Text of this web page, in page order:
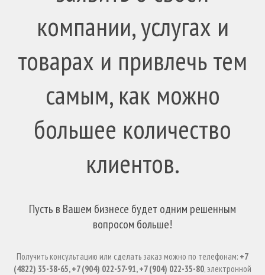
компании, услугах и
товарах и привлечь тем
самым, как можно
большее количество
клиентов.
Пусть в Вашем бизнесе будет одним решенным
вопросом больше!
Получить консультацию или сделать заказ можно по телефонам: +7
(4822) 35-38-65, +7 (904) 022-57-91, +7 (904) 022-35-80, электронной